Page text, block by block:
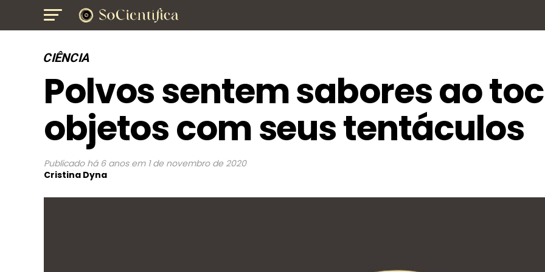
CIÊNCIA
Polvos sentem sabores ao
objetos com seus tentáculos
Publicado há 6 anos em 1 de novembro de 2020
Cristina Dyna